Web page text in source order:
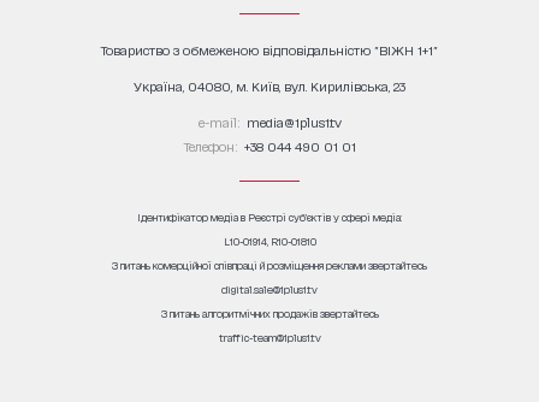
Товариство з обмеженою відповідальністю "ВІЖН 1+1"
Україна, 04080, м. Київ, вул. Кирилівська, 23
е-mail: media@1plus1.tv
Телефон: +38 044 490 01 01
Ідентифікатор медіа в Реєстрі суб’єктів у сфері медіа:
L10-01914, R10-01810
З питань комерційної співпраці й розміщення реклами звертайтесь
digital.sale@1plus1.tv
З питань алгоритмічних продажів звертайтесь
traffic-team@1plus1.tv